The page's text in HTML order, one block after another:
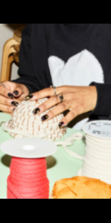
ontwerpend leren
– 11